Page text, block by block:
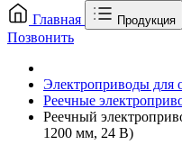
Главная
Продукция
Позвонить
Электроприводы для
Реечные
Реечный
1200 мм, 24 В)